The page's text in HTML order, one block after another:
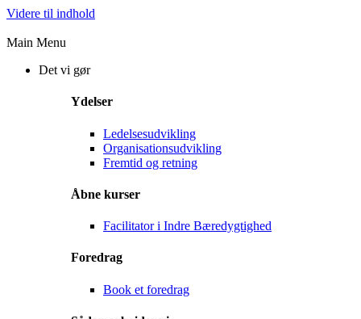
Videre til indhold
Main Menu
Det vi gør
Ydelser
Ledelsesudvikling
Organisationsudvikling
Fremtid og retning
Åbne kurser
Facilitator i Indre Bæredygtighed
Foredrag
Book et foredrag